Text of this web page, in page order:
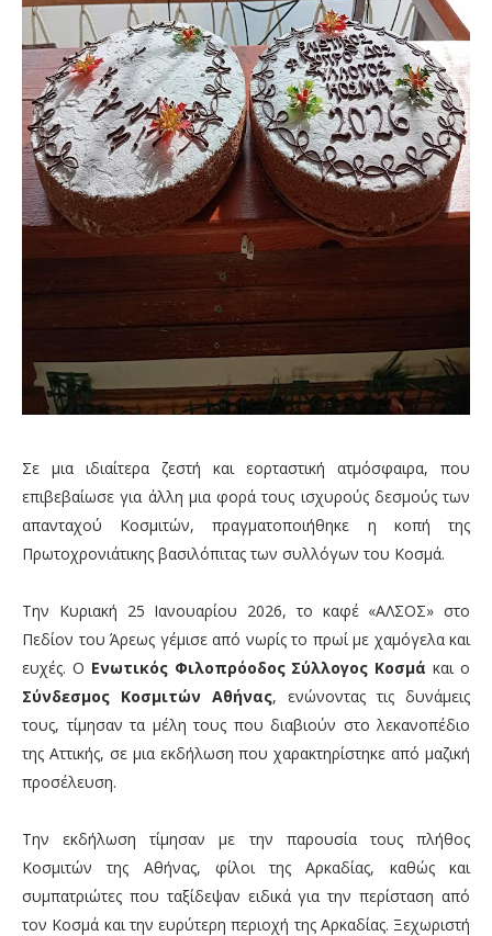
Σε μια ιδιαίτερα ζεστή και εορταστική ατμόσφαιρα, που
επιβεβαίωσε για άλλη μια φορά τους ισχυρούς δεσμούς των
απανταχού Κοσμιτών, πραγματοποιήθηκε η κοπή της
Πρωτοχρονιάτικης βασιλόπιτας των συλλόγων του Κοσμά.
Την Κυριακή 25 Ιανουαρίου 2026, το καφέ «ΑΛΣΟΣ» στο
Πεδίον του Άρεως γέμισε από νωρίς το πρωί με χαμόγελα και
ευχές. Ο Ενωτικός Φιλοπρόοδος Σύλλογος Κοσμά και ο
Σύνδεσμος Κοσμιτών Αθήνας, ενώνοντας τις δυνάμεις
τους, τίμησαν τα μέλη τους που διαβιούν στο λεκανοπέδιο
της Αττικής, σε μια εκδήλωση που χαρακτηρίστηκε από μαζική
προσέλευση.
Την εκδήλωση τίμησαν με την παρουσία τους πλήθος
Κοσμιτών της Αθήνας, φίλοι της Αρκαδίας, καθώς και
συμπατριώτες που ταξίδεψαν ειδικά για την περίσταση από
τον Κοσμά και την ευρύτερη περιοχή της Αρκαδίας. Ξεχωριστή